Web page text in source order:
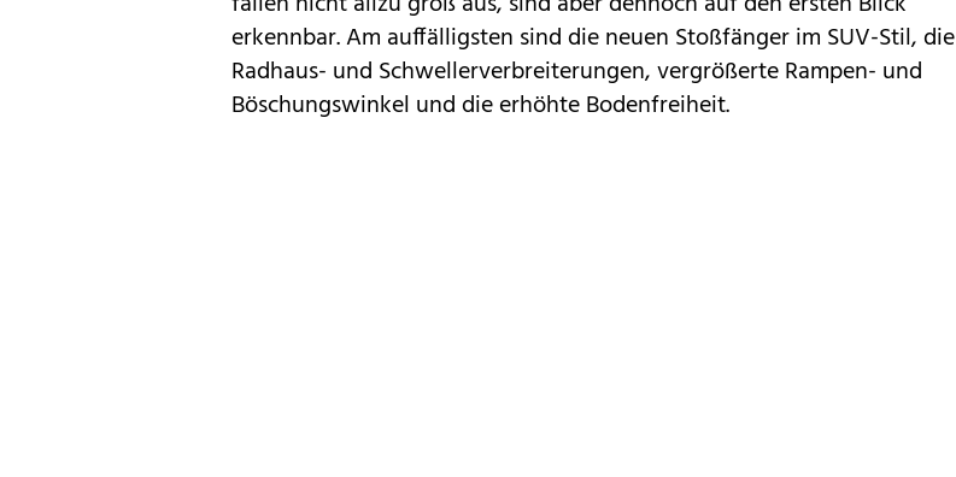
erkennbar. Am auffälligsten sind die neuen Stoßfänger im SUV-Stil, die
Radhaus- und Schwellerverbreiterungen, vergrößerte Rampen- und
Böschungswinkel und die erhöhte Bodenfreiheit.